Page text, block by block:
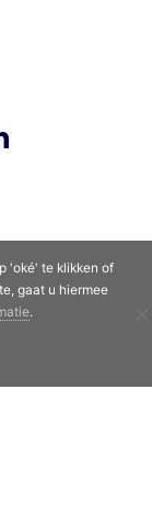
'oké' te klikken of
gaat u hiermee
.